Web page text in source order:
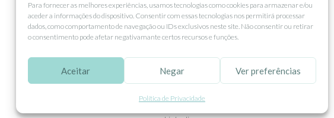
Para fornecer as melhores experiências, usamos tecnologias como cookies para armazenar e/ou
aceder a informações do dispositivo. Consentir com essas tecnologias nos permitirá processar
dados, como comportamento de navegação ou IDs exclusivos neste site. Não consentir ou retirar
o consentimento pode afetar negativamante certos recursos e funções.
Aceitar Negar Ver preferências
Política de Privacidade
APOIO AO CLIENTE
Como Comprar
Pagamentos
SEGUE-NOS
Facebook
Instagram
Pinterest
X